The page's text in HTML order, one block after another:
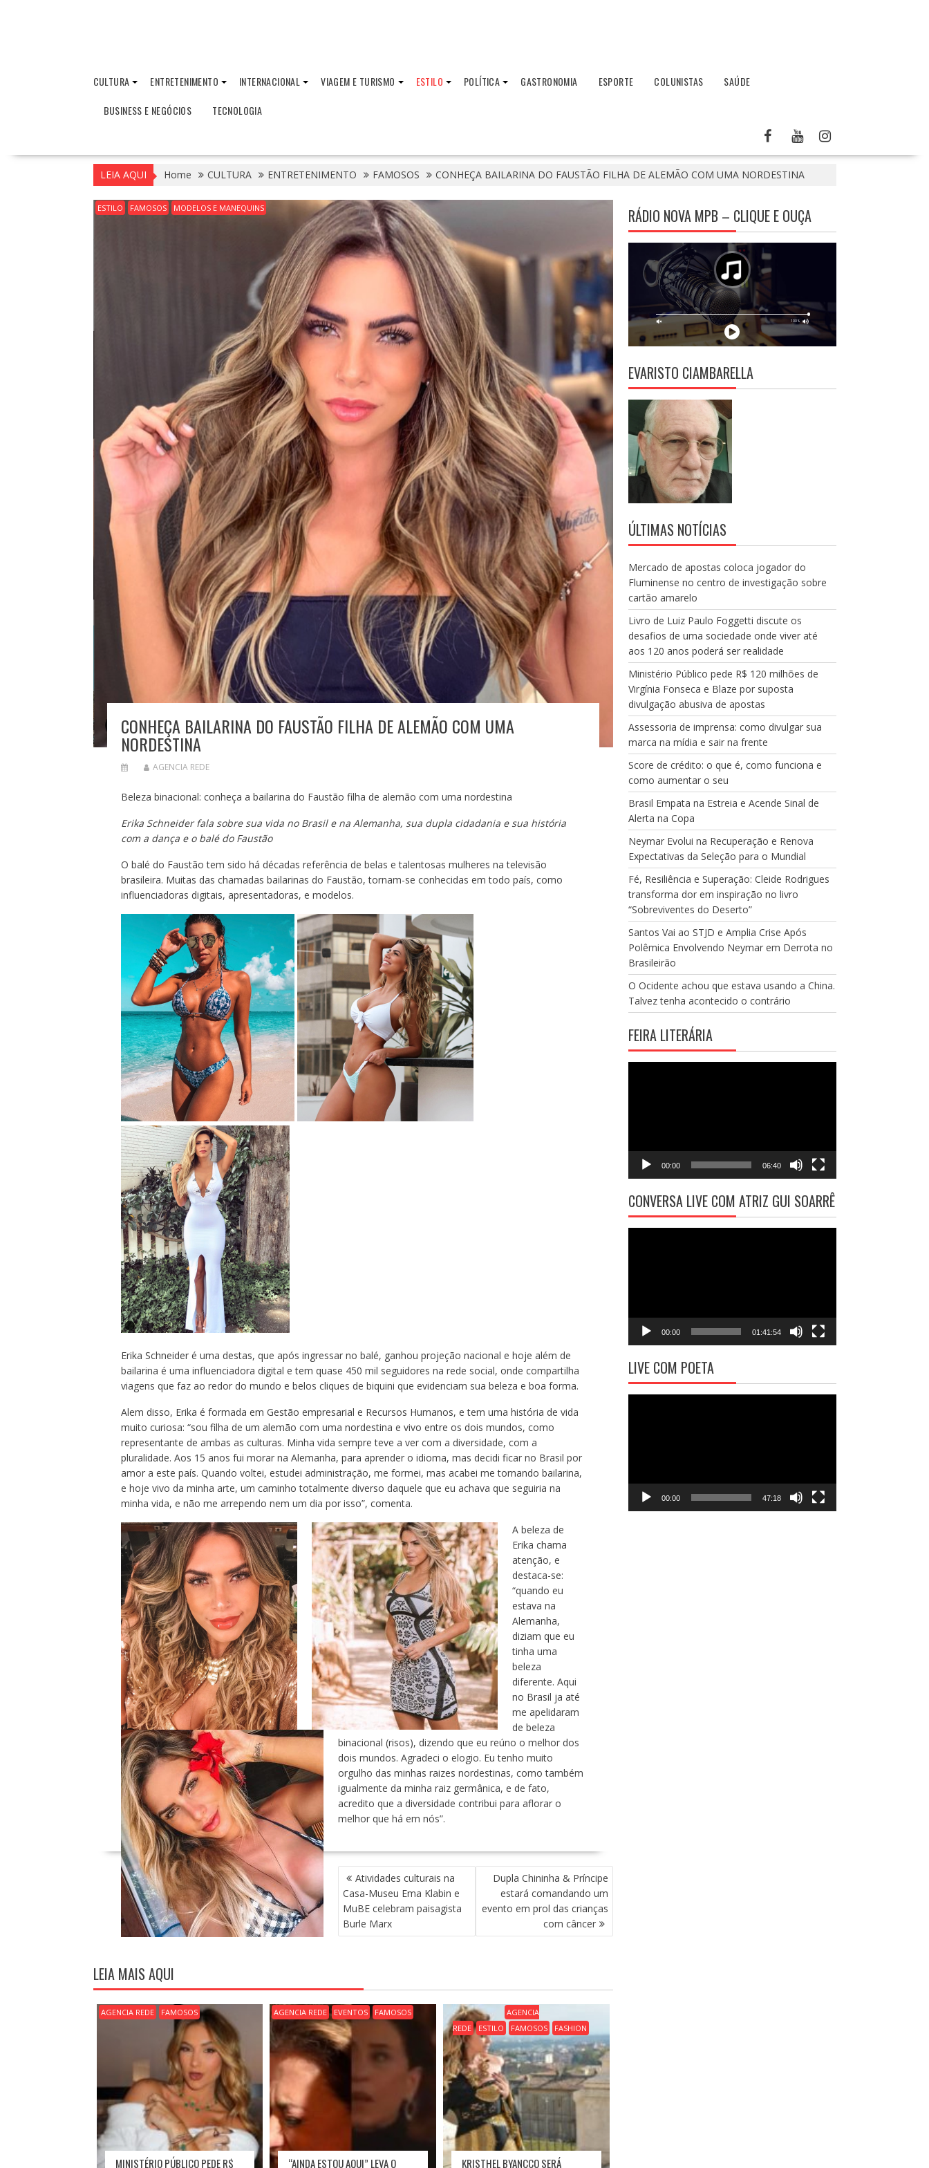
CULTURA ENTRETENIMENTO INTERNACIONAL VIAGEM E TURISMO ESTILO POLÍTICA GASTRONOMIA ESPORTE COLUNISTAS
SAÚDE
BUSINESS E NEGÓCIOS
TECNOLOGIA
LEIA AQUI Home CULTURA ENTRETENIMENTO FAMOSOS CONHEÇA BAILARINA DO FAUSTÃO FILHA DE ALEMÃO COM UMA NORDESTINA
ESTILO FAMOSOS MODELOS E MANEQUINS
CONHEÇA BAILARINA DO FAUSTÃO FILHA DE ALEMÃO COM UMA
NORDESTINA
AGENCIA REDE
Beleza binacional: conheça a bailarina do Faustão filha de alemão com uma nordestina
Erika Schneider fala sobre sua vida no Brasil e na Alemanha, sua dupla cidadania e sua história
com a dança e o balé do Faustão
O balé do Faustão tem sido há décadas referência de belas e talentosas mulheres na televisão
brasileira. Muitas das chamadas bailarinas do Faustão, tornam-se conhecidas em todo país, como
influenciadoras digitais, apresentadoras, e modelos.
Erika Schneider é uma destas, que após ingressar no balé, ganhou projeção nacional e hoje além de
bailarina é uma influenciadora digital e tem quase 450 mil seguidores na rede social, onde compartilha
viagens que faz ao redor do mundo e belos cliques de biquini que evidenciam sua beleza e boa forma.
Alem disso, Erika é formada em Gestão empresarial e Recursos Humanos, e tem uma história de vida
muito curiosa: “sou filha de um alemão com uma nordestina e vivo entre os dois mundos, como
representante de ambas as culturas. Minha vida sempre teve a ver com a diversidade, com a
pluralidade. Aos 15 anos fui morar na Alemanha, para aprender o idioma, mas decidi ficar no Brasil por
amor a este país. Quando voltei, estudei administração, me formei, mas acabei me tornando bailarina,
e hoje vivo da minha arte, um caminho totalmente diverso daquele que eu achava que seguiria na
minha vida, e não me arrependo nem um dia por isso”, comenta.
A beleza de
Erika chama
atenção, e
destaca-se:
“quando eu
estava na
Alemanha,
diziam que eu
tinha uma
beleza
diferente. Aqui
no Brasil ja até
me apelidaram
de beleza
binacional (risos), dizendo que eu reúno o melhor dos
dois mundos. Agradeci o elogio. Eu tenho muito
orgulho das minhas raizes nordestinas, como também
igualmente da minha raiz germânica, e de fato,
acredito que a diversidade contribui para aflorar o
melhor que há em nós”.
N
A
V
G
O
D
E
P
O
Atividades culturais na
Casa-Museu Ema Klabin e
MuBE celebram paisagista
Burle Marx
Dupla Chininha & Príncipe
estará comandando um
evento em prol das crianças
com câncer
LEIA MAIS AQUI
AGENCIA REDE FAMOSOS
MINISTÉRIO PÚBLICO PEDE R$
AGENCIA REDE EVENTOS FAMOSOS
“AINDA ESTOU AQUI” LEVA O
AGENCIA
REDE
ESTILO FAMOSOS FASHION
KRISTHEL BYANCCO SERÁ
RÁDIO NOVA MPB – CLIQUE E OUÇA
EVARISTO CIAMBARELLA
ÚLTIMAS NOTÍCIAS
Mercado de apostas coloca jogador do
Fluminense no centro de investigação sobre
cartão amarelo
Livro de Luiz Paulo Foggetti discute os
desafios de uma sociedade onde viver até
aos 120 anos poderá ser realidade
Ministério Público pede R$ 120 milhões de
Virgínia Fonseca e Blaze por suposta
divulgação abusiva de apostas
Assessoria de imprensa: como divulgar sua
marca na mídia e sair na frente
Score de crédito: o que é, como funciona e
como aumentar o seu
Brasil Empata na Estreia e Acende Sinal de
Alerta na Copa
Neymar Evolui na Recuperação e Renova
Expectativas da Seleção para o Mundial
Fé, Resiliência e Superação: Cleide Rodrigues
transforma dor em inspiração no livro
“Sobreviventes do Deserto”
Santos Vai ao STJD e Amplia Crise Após
Polêmica Envolvendo Neymar em Derrota no
Brasileirão
O Ocidente achou que estava usando a China.
Talvez tenha acontecido o contrário
FEIRA LITERÁRIA
00:00 06:40
CONVERSA LIVE COM ATRIZ GUI SOARRÊ
00:00 01:41:54
LIVE COM POETA
00:00 47:18